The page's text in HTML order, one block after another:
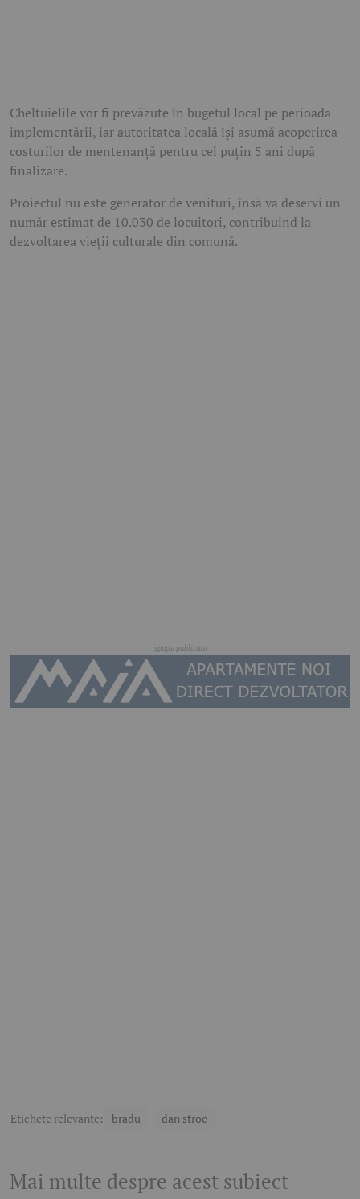
Cheltuielile vor fi prevăzute în bugetul local pe perioada
implementării, iar autoritatea locală își asumă acoperirea
costurilor de mentenanță pentru cel puțin 5 ani după
finalizare.
Proiectul nu este generator de venituri, însă va deservi un
număr estimat de 10.030 de locuitori, contribuind la
dezvoltarea vieții culturale din comună.
Etichete relevante: bradu dan stroe
Mai multe despre acest subiect